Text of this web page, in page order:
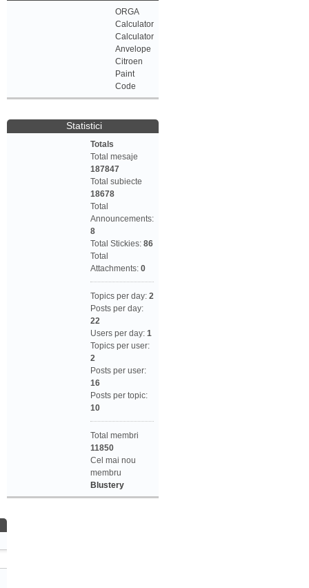
ORGA
Calculator
Calculator
Anvelope
Citroen
Paint
Code
Statistici
Totals
Total mesaje
187847
Total subiecte
18678
Total
Announcements:
8
Total Stickies: 86
Total
Attachments: 0
Topics per day: 2
Posts per day:
22
Users per day: 1
Topics per user:
2
Posts per user:
16
Posts per topic:
10
Total membri
11850
Cel mai nou
membru
Blustery